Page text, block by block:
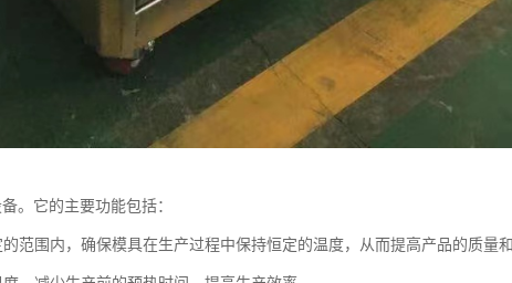
。它的主要功能包括：
范围内，确保模具在生产过程中保持恒定的温度，从而提高产品的质量和